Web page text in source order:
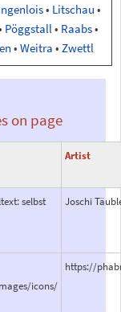
• Litschau •
Pöggstall • Raabs•
• Weitra • Zwettl
on page
Artist
selbst
Joschi
icons/
https://